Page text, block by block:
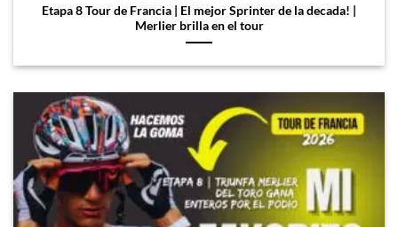
Etapa 8 Tour de Francia | El mejor Sprinter de la decada! |
Merlier brilla en el tour